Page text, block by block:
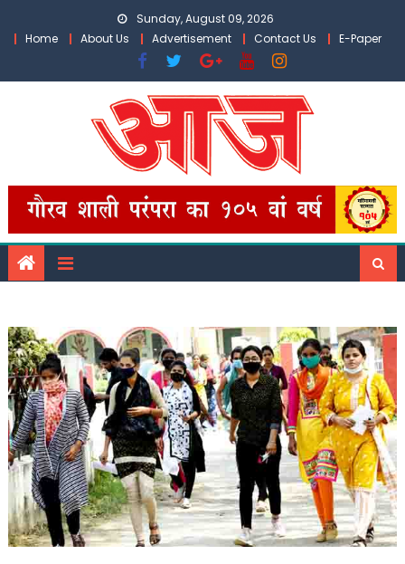
Sunday, August 09, 2026
Home
About Us Advertisement Contact Us E-Paper